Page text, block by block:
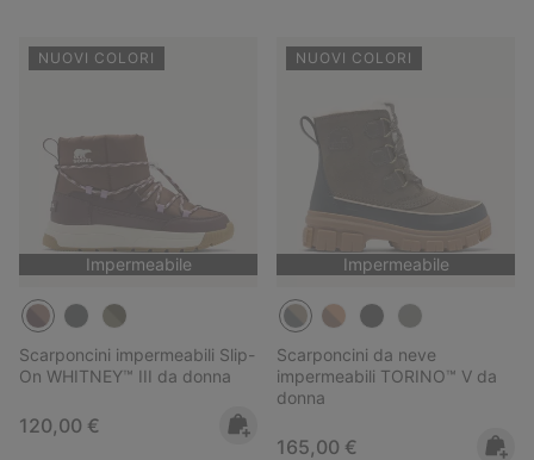
NUOVI COLORI
Impermeabile
Scarponcini impermeabili Slip-
On WHITNEY™ III da donna
Regular price:
120,00 €
NUOVI COLORI
Impermeabile
Scarponcini da neve
impermeabili TORINO™ V da
donna
Regular price:
165,00 €